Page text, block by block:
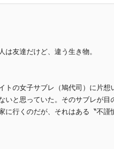
は友達だけど、違う生き物。
の女子サブレ（鳩代司）に片想
と思っていた。そのサブレが目
に行くのだが、それはある〝不謹